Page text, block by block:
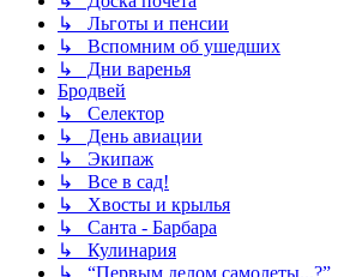
↳ Льготы и пенсии
↳ Вспомним об ушедших
↳ Дни варенья
Бродвей
↳ Селектор
↳ День авиации
↳ Экипаж
↳ Все в сад!
↳ Хвосты и крылья
↳ Санта - Барбара
↳ Кулинария